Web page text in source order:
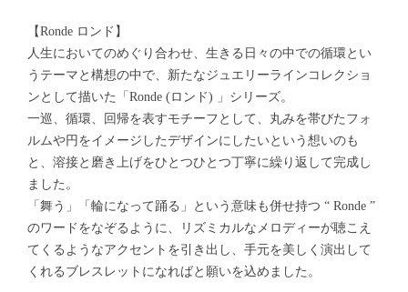
【Ronde ロンド】
人生においてのめぐり合わせ、生きる日々の中での循環とい
うテーマと構想の中で、新たなジュエリーラインコレクショ
ンとして描いた「Ronde (ロンド) 」シリーズ。
一巡、循環、回帰を表すモチーフとして、丸みを帯びたフォ
ルムや円をイメージしたデザインにしたいという想いのも
と、溶接と磨き上げをひとつひとつ丁寧に繰り返して完成し
ました。
「舞う」「輪になって踊る」という意味も併せ持つ “ Ronde ”
のワードをなぞるように、リズミカルなメロディーが聴こえ
てくるようなアクセントを引き出し、手元を美しく演出して
くれるブレスレットになればと願いを込めました。